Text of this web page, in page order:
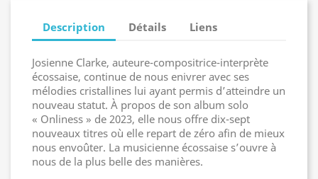
Description Détails Liens
Josienne Clarke, auteure-compositrice-interprète
écossaise, continue de nous enivrer avec ses
mélodies cristallines lui ayant permis d’atteindre un
nouveau statut. À propos de son album solo
« Onliness » de 2023, elle nous offre dix-sept
nouveaux titres où elle repart de zéro afin de mieux
nous envoûter. La musicienne écossaise s’ouvre à
nous de la plus belle des manières.